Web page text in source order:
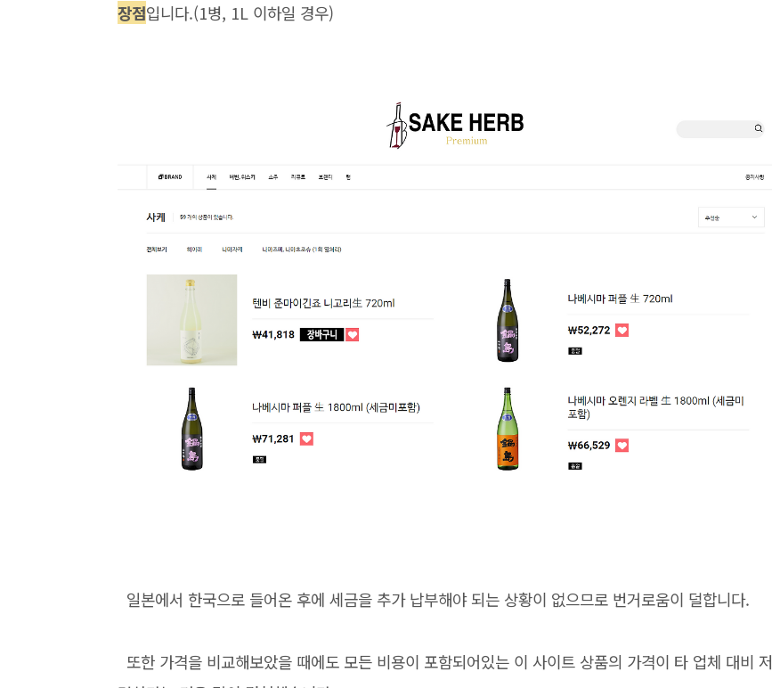
장점입니다.(1병, 1L 이하일 경우)
일본에서 한국으로 들어온 후에 세금을 추가 납부해야 되는 상황이 없으므로 번거로움이 덜합니다.
또한 가격을 비교해보았을 때에도 모든 비용이 포함되어있는 이 사이트 상품의 가격이 타 업체 대비 저